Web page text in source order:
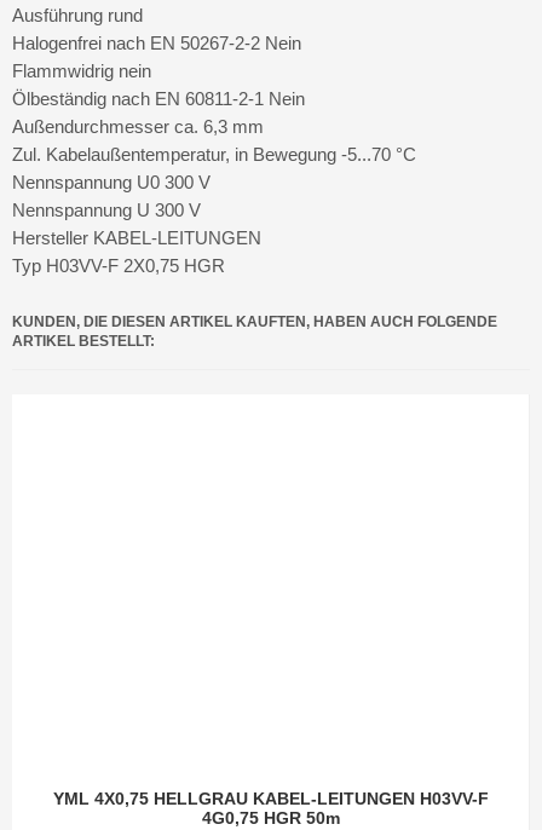
Ausführung rund
Halogenfrei nach EN 50267-2-2 Nein
Flammwidrig nein
Ölbeständig nach EN 60811-2-1 Nein
Außendurchmesser ca. 6,3 mm
Zul. Kabelaußentemperatur, in Bewegung -5...70 °C
Nennspannung U0 300 V
Nennspannung U 300 V
Hersteller KABEL-LEITUNGEN
Typ H03VV-F 2X0,75 HGR
KUNDEN, DIE DIESEN ARTIKEL KAUFTEN, HABEN AUCH FOLGENDE
ARTIKEL BESTELLT:
YML 4X0,75 HELLGRAU KABEL-LEITUNGEN H03VV-F
4G0,75 HGR 50m